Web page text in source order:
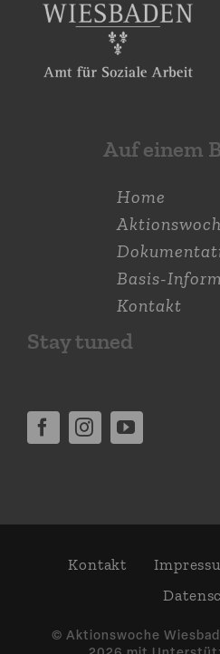
Auf einem
Home
Basis-
Kontakt
Stay tuned
Kontakt
© Aktions­woche